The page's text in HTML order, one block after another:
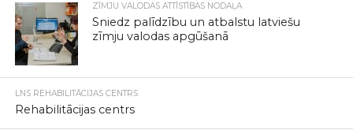
ZĪMJU VALODAS ATTĪSTĪBAS NODAĻA
Sniedz palīdzību un atbalstu latviešu
zīmju valodas apgūšanā
LNS REHABILITĀCIJAS CENTRS
Rehabilitācijas centrs